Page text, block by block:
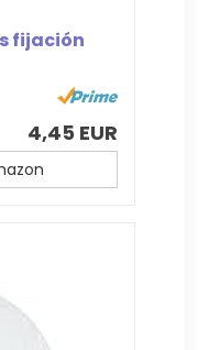
fijación
4,45 EUR